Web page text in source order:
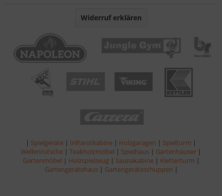
Widerruf erklären
| Spielgeräte | Infrarotkabine | Holzgaragen | Spielturm |
Wellenrutsche | Teakholzmöbel | Spielhaus | Gartenhäuser |
Gartenmöbel | Holzspielzeug | Saunakabine | Kletterturm |
Gartengerätehaus | Gartengeräteschuppen |